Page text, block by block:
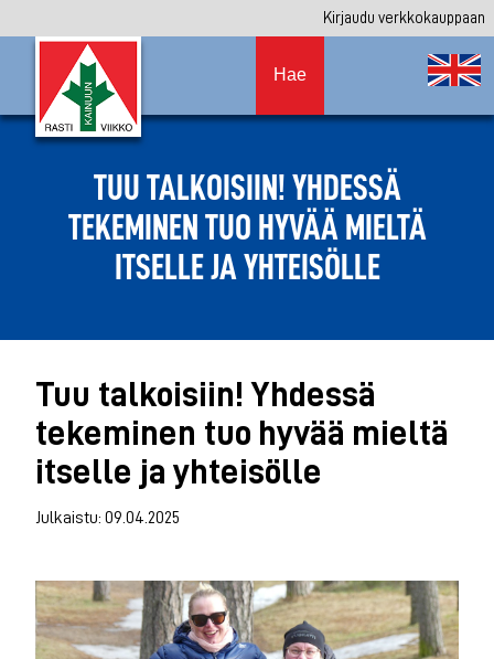
Kirjaudu verkkokauppaan
Hae
TUU TALKOISIIN! YHDESSÄ
TEKEMINEN TUO HYVÄÄ MIELTÄ
ITSELLE JA YHTEISÖLLE
Tuu talkoisiin! Yhdessä
tekeminen tuo hyvää mieltä
itselle ja yhteisölle
Julkaistu: 09.04.2025